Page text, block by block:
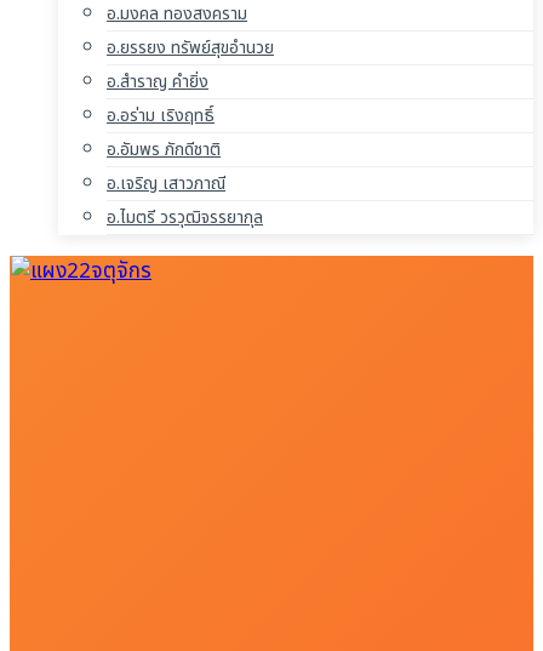
อ.มงคล ทองสงคราม
อ.ยรรยง ทรัพย์สุขอำนวย
อ.สำราญ คำยิ่ง
อ.อร่าม เริงฤทธิ์
อ.อัมพร ภักดีชาติ
อ.เจริญ เสาวภาณี
อ.ไมตรี วรวุฒิจรรยากุล